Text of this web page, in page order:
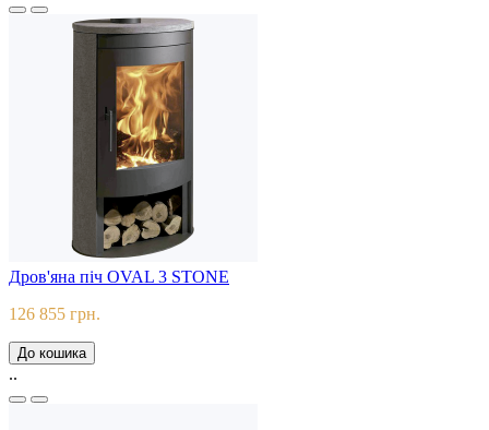
Дров'яна піч OVAL 3 STONE
126 855 грн.
До кошика
..